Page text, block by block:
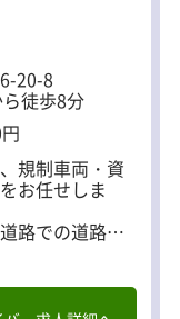
遇します。 ・
一切なし。 ・
2ヶ
します。
20-8
徒歩8分
規制車両・資
お任せしま
路での道路規
が必要な場所